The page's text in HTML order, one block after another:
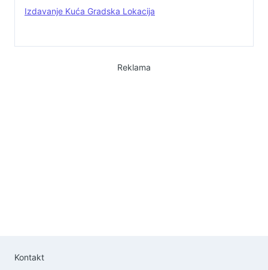
Izdavanje Kuća Gradska Lokacija
Reklama
Kontakt